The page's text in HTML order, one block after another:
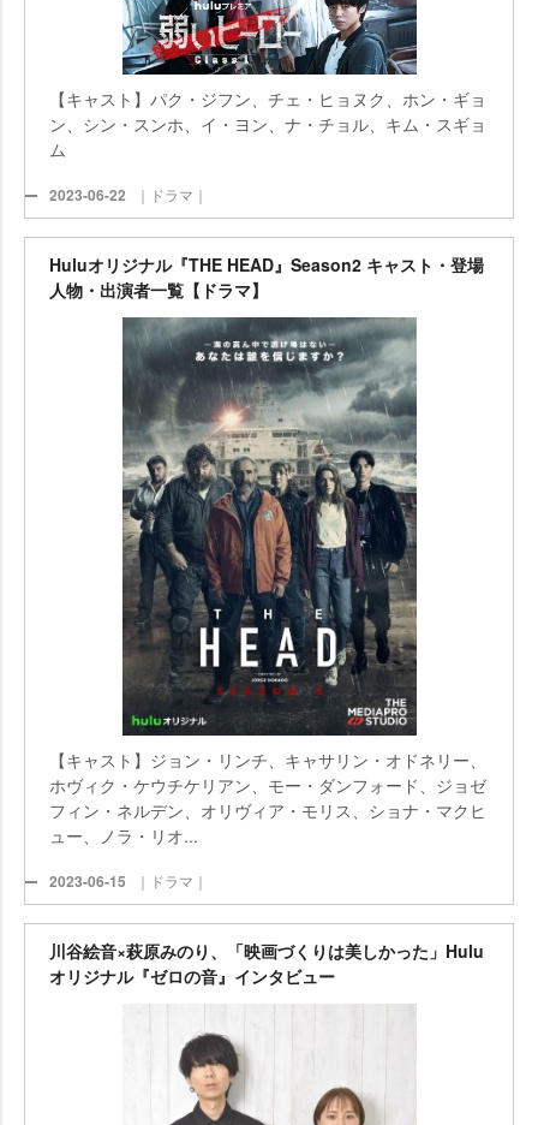
【キャスト】パク・ジフン、チェ・ヒョヌク、ホン・ギョ
ン、シン・スンホ、イ・ヨン、ナ・チョル、キム・スギョ
ム
2023-06-22 ｜ドラマ｜
Huluオリジナル『THE HEAD』Season2 キャスト・登場
人物・出演者一覧【ドラマ】
【キャスト】ジョン・リンチ、キャサリン・オドネリー、
ホヴィク・ケウチケリアン、モー・ダンフォード、ジョゼ
フィン・ネルデン、オリヴィア・モリス、ショナ・マクヒ
ュー、ノラ・リオ...
2023-06-15 ｜ドラマ｜
川谷絵音×萩原みのり、「映画づくりは美しかった」Hulu
オリジナル『ゼロの音』インタビュー